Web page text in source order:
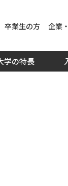
卒業生の方 企業
学の特長